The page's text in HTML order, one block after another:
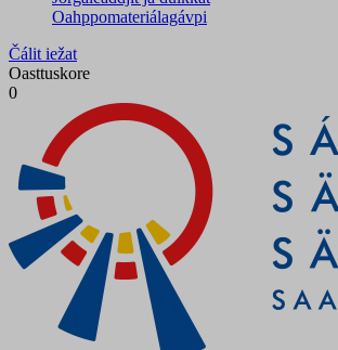
Oahppomateriálagávpi
Čálit iežat
Oasttuskore
0